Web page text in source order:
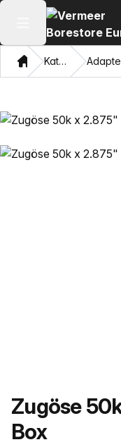
Hauptmenü öffnen
Heim Katalog
Zugöse
Box